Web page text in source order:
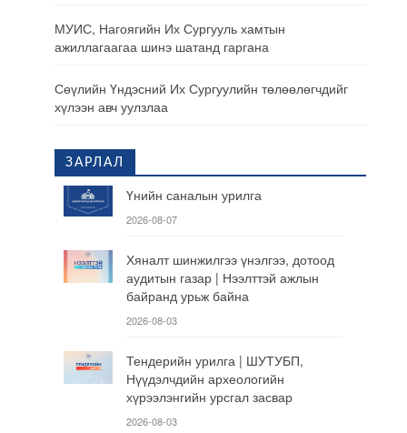
МУИС, Нагоягийн Их Сургууль хамтын
ажиллагаагаа шинэ шатанд гаргана
Сөүлийн Үндэсний Их Сургуулийн төлөөлөгчдийг
хүлээн авч уулзлаа
ЗАРЛАЛ
Үнийн саналын урилга
2026-08-07
Хяналт шинжилгээ үнэлгээ, дотоод
аудитын газар | Нээлттэй ажлын
байранд урьж байна
2026-08-03
Тендерийн урилга | ШУТУБП,
Нүүдэлчдийн археологийн
хүрээлэнгийн урсгал засвар
2026-08-03